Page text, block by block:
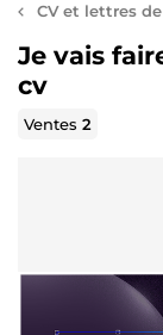
CV et lettres
Je vais
cv
Ventes2